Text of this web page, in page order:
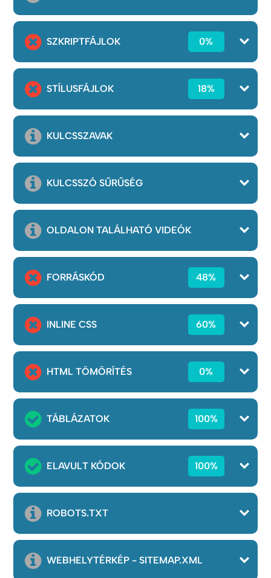
SZKRIPTFÁJLOK 0%
STÍLUSFÁJLOK 18%
KULCSSZAVAK
KULCSSZÓ SŰRŰSÉG
OLDALON TALÁLHATÓ VIDEÓK
FORRÁSKÓD 48%
INLINE CSS 60%
HTML TÖMÖRÍTÉS 0%
TÁBLÁZATOK 100%
ELAVULT KÓDOK 100%
ROBOTS.TXT
WEBHELYTÉRKÉP - SITEMAP.XML